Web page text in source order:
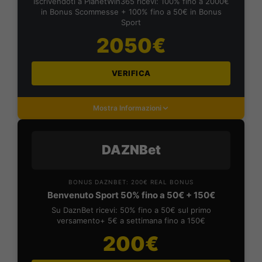
in Bonus Scommesse + 100% fino a 50€ in Bonus
Sport
2050€
VERIFICA
Mostra Informazioni
DAZNBet
BONUS DAZNBET: 200€ REAL BONUS
Benvenuto Sport 50% fino a 50€ + 150€
Su DaznBet ricevi: 50% fino a 50€ sul primo
versamento+ 5€ a settimana fino a 150€
200€